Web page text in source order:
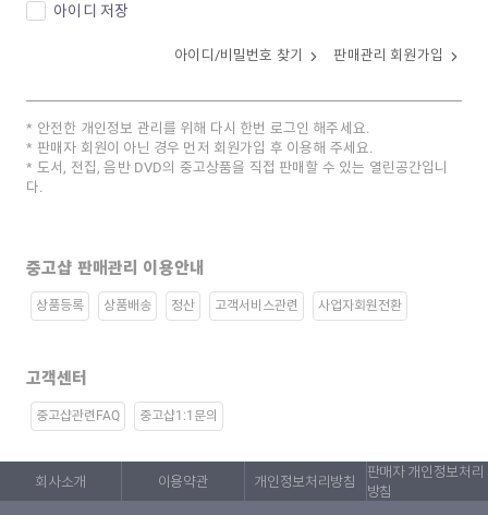
아이디 저장
아이디/비밀번호 찾기 판매관리 회원가입
안전한 개인정보 관리를 위해 다시 한번 로그인 해주세요.
판매자 회원이 아닌 경우 먼저 회원가입 후 이용해 주세요.
도서, 전집, 음반 DVD의 중고상품을 직접 판매할 수 있는 열린공간입니
다.
중고샵 판매관리 이용안내
상품등록 상품배송 정산 고객서비스관련 사업자회원전환
고객센터
중고샵관련FAQ 중고샵1:1문의
회사소개 이용약관 개인정보처리방침
판매자 개인정보처리
방침